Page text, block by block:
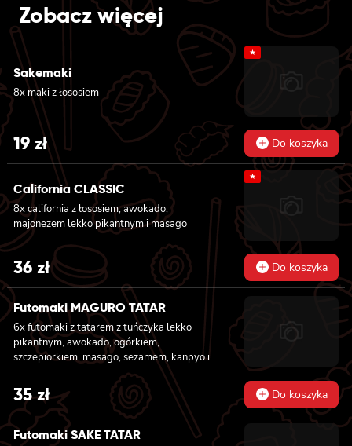
Zobacz więcej
Sakemaki
8x maki z łososiem
★
19 zł Do koszyka
California CLASSIC
8x california z łososiem, awokado,
majonezem lekko pikantnym i masago
★
36 zł Do koszyka
Futomaki MAGURO TATAR
6x futomaki z tatarem z tuńczyka lekko
pikantnym, awokado, ogórkiem,
szczepiorkiem, masago, sezamem, kanpyo i
35zł Do koszyka
Futomaki SAKE TATAR